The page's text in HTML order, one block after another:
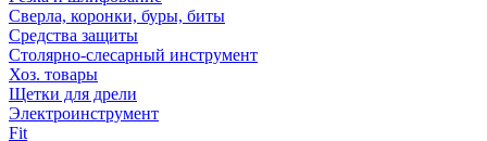
Сверла, коронки, буры, биты
Средства защиты
Столярно-слесарный инструмент
Хоз. товары
Щетки для дрели
Электроинструмент
Fit